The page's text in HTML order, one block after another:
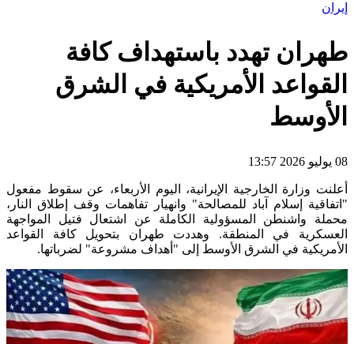
إيران
طهران تهدد باستهداف كافة
القواعد الأمريكية في الشرق
الأوسط
08 يوليو 2026 13:57
أعلنت وزارة الخارجية الإيرانية، اليوم الأربعاء، عن سقوط مفعول
"اتفاقية إسلام آباد للمصالحة" وانهيار تفاهمات وقف إطلاق النار،
محملة واشنطن المسؤولية الكاملة عن اشتعال فتيل المواجهة
العسكرية في المنطقة. وهددت طهران بتحويل كافة القواعد
الأمريكية في الشرق الأوسط إلى "أهداف مشروعة" لضرباتها.